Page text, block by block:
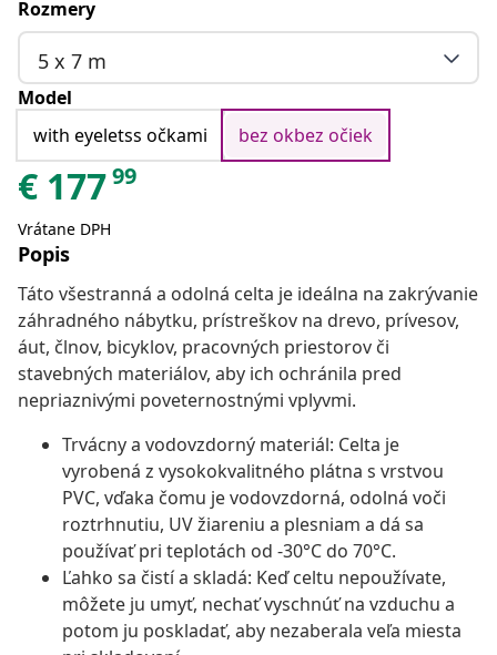
Rozmery
5 x 7 m
Model
with eyeletss očkami
bez okbez očiek
€ 17799
Vrátane DPH
Popis
Táto všestranná a odolná celta je ideálna na zakrývanie
záhradného nábytku, prístreškov na drevo, prívesov,
áut, člnov, bicyklov, pracovných priestorov či
stavebných materiálov, aby ich ochránila pred
nepriaznivými poveternostnými vplyvmi.
Trvácny a vodovzdorný materiál: Celta je
vyrobená z vysokokvalitného plátna s vrstvou
PVC, vďaka čomu je vodovzdorná, odolná voči
roztrhnutiu, UV žiareniu a plesniam a dá sa
používať pri teplotách od -30°C do 70°C.
Ľahko sa čistí a skladá: Keď celtu nepoužívate,
môžete ju umyť, nechať vyschnúť na vzduchu a
potom ju poskladať, aby nezaberala veľa miesta